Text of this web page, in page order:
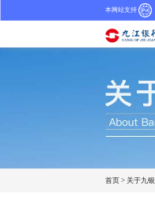
本网站支持
首页 > 关于九银